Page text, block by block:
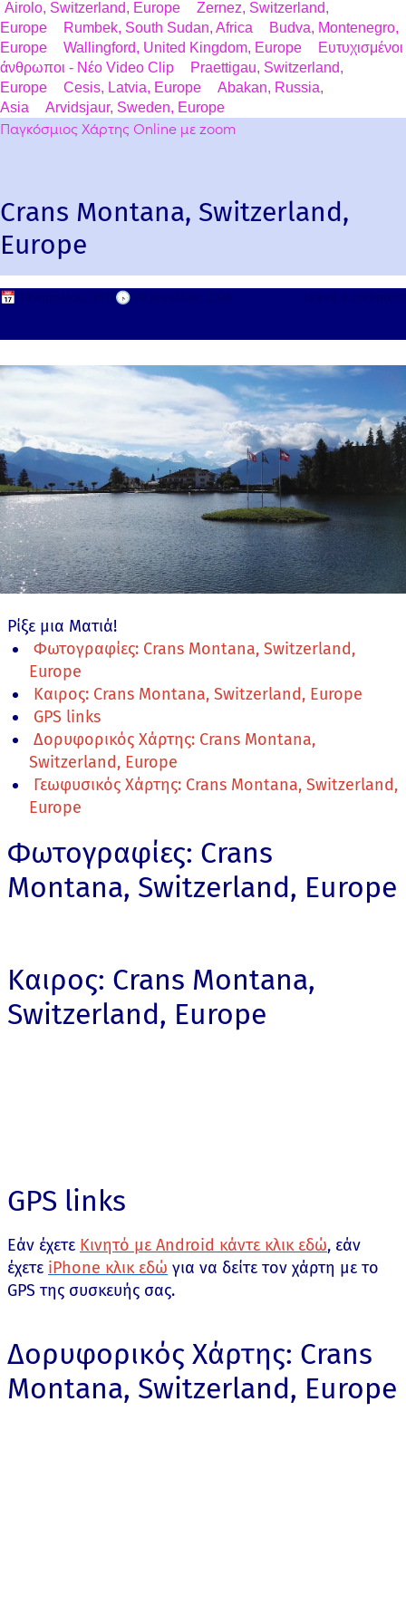
Airolo, Switzerland, Europe
Zernez, Switzerland,
Europe
Rumbek, South Sudan, Africa
Budva, Montenegro,
Europe
Wallingford, United Kingdom, Europe
Ευτυχισμένοι
άνθρωποι - Νέο Video Clip
Praettigau, Switzerland,
Europe
Cesis, Latvia, Europe
Abakan, Russia,
Asia
Arvidsjaur, Sweden, Europe
Παγκόσμιος Χάρτης Online με zoom
Crans Montana, Switzerland,
Europe
📅 🕟
Ρίξε μια Ματιά!
Φωτογραφίες: Crans Montana, Switzerland,
Europe
Καιρος: Crans Montana, Switzerland, Europe
GPS links
Δορυφορικός Χάρτης: Crans Montana,
Switzerland, Europe
Γεωφυσικός Χάρτης: Crans Montana, Switzerland,
Europe
Φωτογραφίες: Crans
Montana, Switzerland, Europe
Καιρος: Crans Montana,
Switzerland, Europe
GPS links
Εάν έχετε Κινητό με Android κάντε κλικ εδώ, εάν
έχετε iPhone κλικ εδώ για να δείτε τον χάρτη με το
GPS της συσκευής σας.
Δορυφορικός Χάρτης: Crans
Montana, Switzerland, Europe